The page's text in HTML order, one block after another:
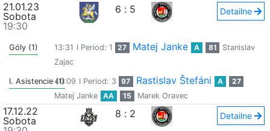
21.01.23
Sobota
19:30
6 : 5 Detailne
Góly (1) 13:31 I Period: 1 27 Matej Janke A 81
Stanislav
Zajac
I. Asistencie (1)40:09 I Period: 3 97 Rastislav Štefáni A
27
Matej Janke
AA 15 Marek Oravec
17.12.22
Sobota
8 : 2 Detailne